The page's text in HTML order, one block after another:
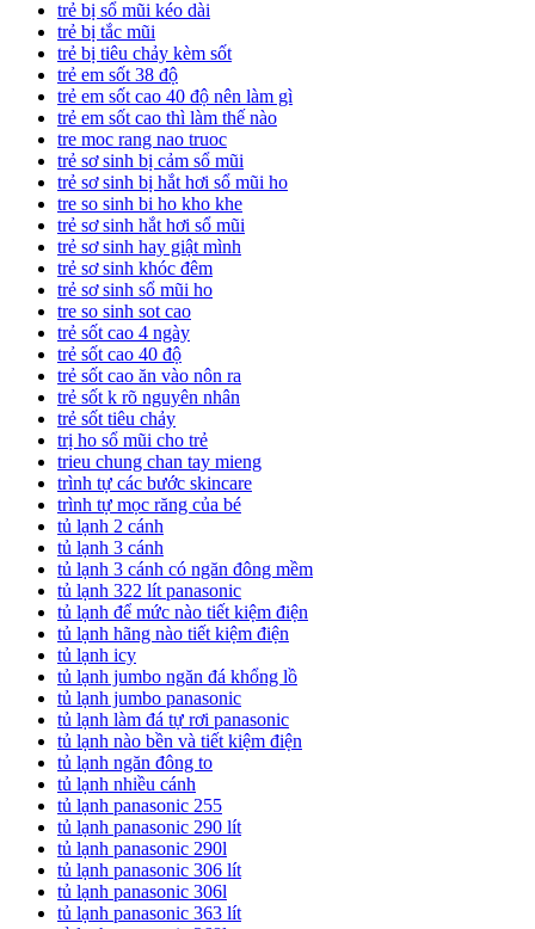
trẻ bị sổ mũi kéo dài
trẻ bị tắc mũi
trẻ bị tiêu chảy kèm sốt
trẻ em sốt 38 độ
trẻ em sốt cao 40 độ nên làm gì
trẻ em sốt cao thì làm thế nào
tre moc rang nao truoc
trẻ sơ sinh bị cảm sổ mũi
trẻ sơ sinh bị hắt hơi sổ mũi ho
tre so sinh bi ho kho khe
trẻ sơ sinh hắt hơi sổ mũi
trẻ sơ sinh hay giật mình
trẻ sơ sinh khóc đêm
trẻ sơ sinh sổ mũi ho
tre so sinh sot cao
trẻ sốt cao 4 ngày
trẻ sốt cao 40 độ
trẻ sốt cao ăn vào nôn ra
trẻ sốt k rõ nguyên nhân
trẻ sốt tiêu chảy
trị ho sổ mũi cho trẻ
trieu chung chan tay mieng
trình tự các bước skincare
trình tự mọc răng của bé
tủ lạnh 2 cánh
tủ lạnh 3 cánh
tủ lạnh 3 cánh có ngăn đông mềm
tủ lạnh 322 lít panasonic
tủ lạnh để mức nào tiết kiệm điện
tủ lạnh hãng nào tiết kiệm điện
tủ lạnh icy
tủ lạnh jumbo ngăn đá khổng lồ
tủ lạnh jumbo panasonic
tủ lạnh làm đá tự rơi panasonic
tủ lạnh nào bền và tiết kiệm điện
tủ lạnh ngăn đông to
tủ lạnh nhiều cánh
tủ lạnh panasonic 255
tủ lạnh panasonic 290 lít
tủ lạnh panasonic 290l
tủ lạnh panasonic 306 lít
tủ lạnh panasonic 306l
tủ lạnh panasonic 363 lít